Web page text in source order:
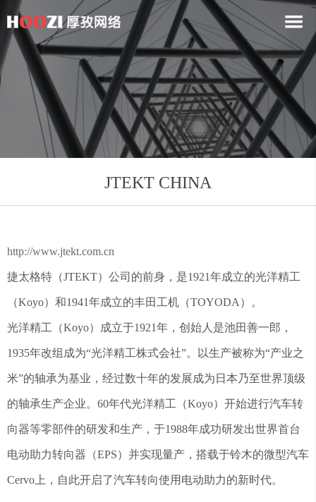
JTEKT CHINA
http://www.jtekt.com.cn
捷太格特（JTEKT）公司的前身，是1921年成立的光洋精工
（Koyo）和1941年成立的丰田工机（TOYODA）。
光洋精工（Koyo）成立于1921年，创始人是池田善一郎，
1935年改组成为“光洋精工株式会社”。以生产被称为“产业之
米”的轴承为基业，经过数十年的发展成为日本乃至世界顶级
的轴承生产企业。60年代光洋精工（Koyo）开始进行汽车转
向器等零部件的研发和生产，于1988年成功研发出世界首台
电动助力转向器（EPS）并实现量产，搭载于铃木的微型汽车
Cervo上，自此开启了汽车转向使用电动助力的新时代。